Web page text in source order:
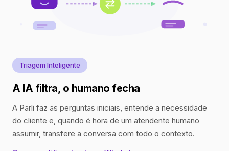
Triagem Inteligente
A IA filtra, o humano fecha
A Parli faz as perguntas iniciais, entende a necessidade
do cliente e, quando é hora de um atendente humano
assumir, transfere a conversa com todo o contexto.